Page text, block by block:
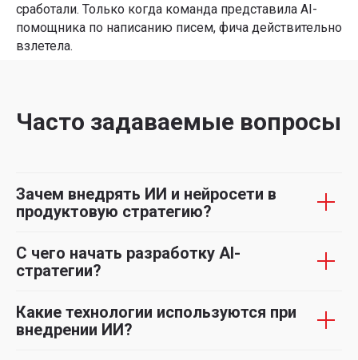
сработали. Только когда команда представила AI-
помощника по написанию писем, фича действительно
взлетела.
Часто задаваемые вопросы
Зачем внедрять ИИ и нейросети в
продуктовую стратегию?
С чего начать разработку AI-
стратегии?
Какие технологии используются при
внедрении ИИ?